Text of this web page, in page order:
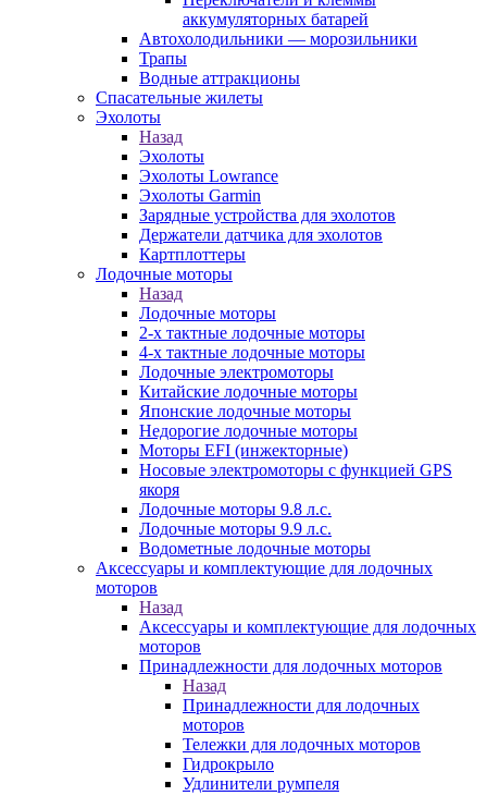
аккумуляторных батарей
Автохолодильники — морозильники
Трапы
Водные аттракционы
Спасательные жилеты
Эхолоты
Назад
Эхолоты
Эхолоты Lowrance
Эхолоты Garmin
Зарядные устройства для эхолотов
Держатели датчика для эхолотов
Картплоттеры
Лодочные моторы
Назад
Лодочные моторы
2-х тактные лодочные моторы
4-х тактные лодочные моторы
Лодочные электромоторы
Китайские лодочные моторы
Японские лодочные моторы
Недорогие лодочные моторы
Моторы EFI (инжекторные)
Носовые электромоторы с функцией GPS
якоря
Лодочные моторы 9.8 л.с.
Лодочные моторы 9.9 л.с.
Водометные лодочные моторы
Аксессуары и комплектующие для лодочных
моторов
Назад
Аксессуары и комплектующие для лодочных
моторов
Принадлежности для лодочных моторов
Назад
Принадлежности для лодочных
моторов
Тележки для лодочных моторов
Гидрокрыло
Удлинители румпеля